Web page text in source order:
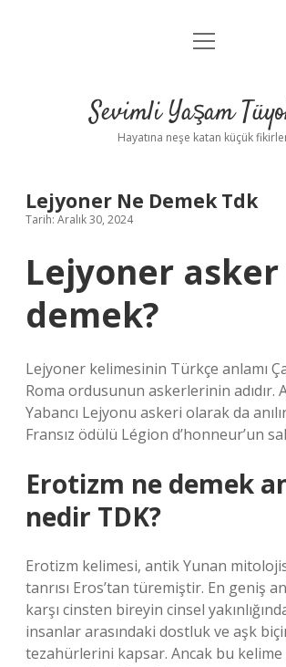
Anasayfa
Yasal Uyarı
menüyü
Sevimli Yaşam
Hayatına neşe katan küçük
Lejyoner Ne Demek Tdk
Tarih: Aralık 30, 2024
Lejyoner asker
demek?
Lejyoner kelimesinin Türkçe anlamı
Roma ordusunun askerlerinin adıdır.
Yabancı Lejyonu askeri olarak da
Fransız ödülü Légion d’honneur’un
Erotizm ne demek
nedir TDK?
Erotizm kelimesi, antik Yunan
tanrısı Eros’tan türemiştir. En geniş
karşı cinsten bireyin cinsel
insanlar arasındaki dostluk ve aşk
tezahürlerini kapsar. Ancak bu kelime